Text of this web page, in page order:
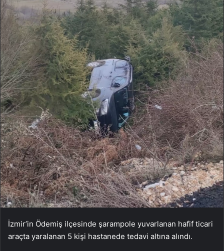
İzmir’in Ödemiş ilçesinde şarampole yuvarlanan hafif ticari
araçta yaralanan 5 kişi hastanede tedavi altına alındı.